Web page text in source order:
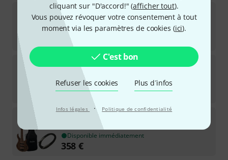
cliquant sur "D'accord!" (afficher tout).
Vous pouvez révoquer votre consentement à tout
moment via les paramètres de cookies (ici).
C'est bon
Refuser les cookies Plus d´infos
Infos légales · Politique de confidentialité
Music ManStingray 5 H Special P.B.Burst
Disponible sous 7–9 semaines
2.899
Skyline 55-02 Deluxe 5 NAT
Disponible immédiatement
1.966€
Harley Benton
Disponible immédiatement
358 €